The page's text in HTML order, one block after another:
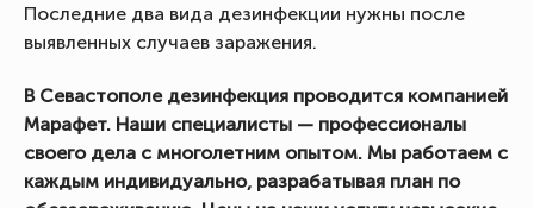
Последние два вида дезинфекции нужны после
выявленных случаев заражения.
В Севастополе дезинфекция проводится компанией
Марафет. Наши специалисты — профессионалы
своего дела с многолетним опытом. Мы работаем с
каждым индивидуально, разрабатывая план по